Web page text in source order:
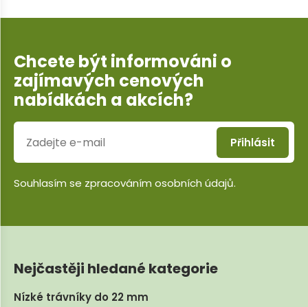
Chcete být informováni o
zajímavých cenových
nabídkách a akcích?
Přihlásit
Souhlasím se zpracováním osobních údajů.
Nejčastěji hledané kategorie
Nízké trávníky do 22 mm